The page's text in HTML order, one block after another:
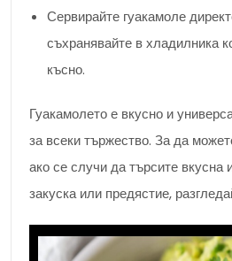
Сервирайте гуакамоле
съхранявайте в хладилника
късно.
Гуакамолето е вкусно и
за всеки тържество. За да
ако се случи да търсите вкусна
закуска или предястие,